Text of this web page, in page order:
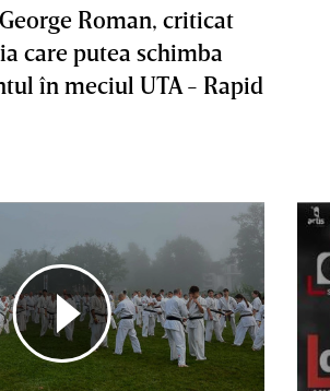
Roman, criticat
care putea schimba
în meciul UTA - Rapid